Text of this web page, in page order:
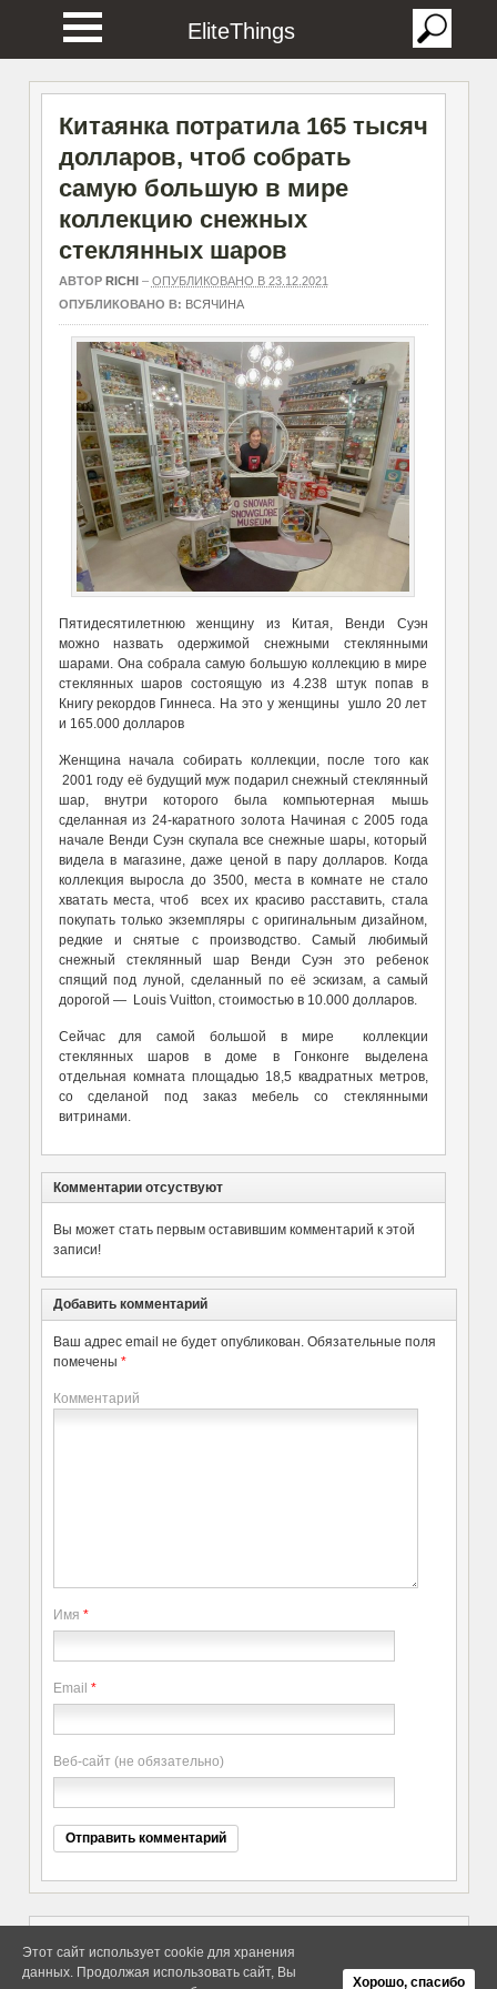
EliteThings
Китаянка потратила 165 тысяч
долларов, чтоб собрать
самую большую в мире
коллекцию снежных
стеклянных шаров
АВТОР RICHI– ОПУБЛИКОВАНО В 23.12.2021
ОПУБЛИКОВАНО В: ВСЯЧИНА
Пятидесятилетнюю женщину из Китая, Венди Суэн
можно назвать одержимой снежными стеклянными
шарами. Она собрала самую большую коллекцию в мире
стеклянных шаров состоящую из 4.238 штук попав в
Книгу рекордов Гиннеса. На это у женщины ушло 20 лет
и 165.000 долларов
Женщина начала собирать коллекции, после того как
2001 году её будущий муж подарил снежный стеклянный
шар, внутри которого была компьютерная мышь
сделанная из 24-каратного золота Начиная с 2005 года
начале Венди Суэн скупала все снежные шары, который
видела в магазине, даже ценой в пару долларов. Когда
коллекция выросла до 3500, места в комнате не стало
хватать места, чтоб всех их красиво расставить, стала
покупать только экземпляры с оригинальным дизайном,
редкие и снятые с производство. Самый любимый
снежный стеклянный шар Венди Суэн это ребенок
спящий под луной, сделанный по её эскизам, а самый
дорогой — Louis Vuitton, стоимостью в 10.000 долларов.
Сейчас для самой большой в мире коллекции
стеклянных шаров в доме в Гонконге выделена
отдельная комната площадью 18,5 квадратных метров,
со сделаной под заказ мебель со стеклянными
витринами.
Комментарии отсуствуют
Вы может стать первым оставившим комментарий к этой
записи!
Добавить комментарий
Ваш адрес email не будет опубликован. Обязательные поля
помечены *
Комментарий
Имя *
Email *
Веб-сайт (не обязательно)
Об Arras WordPress Theme
Copyright elitethings. All Rights
Этот сайт использует cookie для хранения
данных. Продолжая использовать сайт, Вы
Хорошо, спасибо